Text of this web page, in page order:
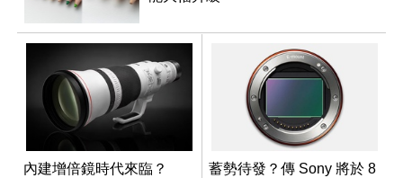
內建增倍鏡時代來臨？
蓄勢待發？傳 Sony 將於 8